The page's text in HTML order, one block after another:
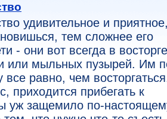
удивительное и
тем сложнее его
- они вот всегда в
или мыльных пузырей. Им
все равно, чем
приходится прибегать к
уж защемило по-